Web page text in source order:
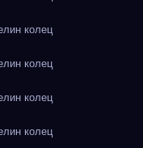
колец
колец
колец
колец